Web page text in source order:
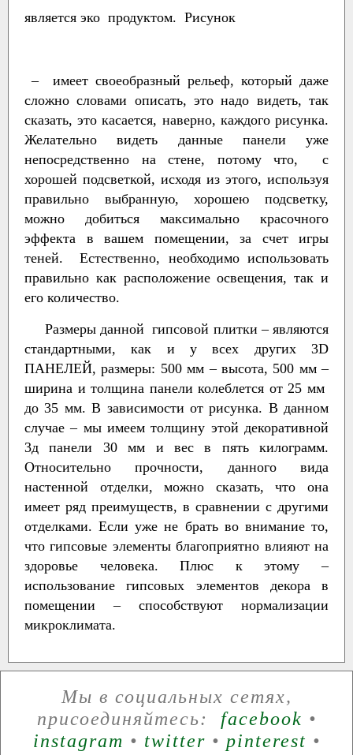
является эко продуктом. Рисунок
– имеет своеобразный рельеф, который даже
сложно словами описать, это надо видеть, так
сказать, это касается, наверно, каждого рисунка.
Желательно видеть данные панели уже
непосредственно на стене, потому что, с
хорошей подсветкой, исходя из этого, используя
правильно выбранную, хорошею подсветку,
можно добиться максимально красочного
эффекта в вашем помещении, за счет игры
теней. Естественно, необходимо использовать
правильно как расположение освещения, так и
его количество.
Размеры данной гипсовой плитки – являются
стандартными, как и у всех других 3D
ПАНЕЛЕЙ, размеры: 500 мм – высота, 500 мм –
ширина и толщина панели колеблется от 25 мм
до 35 мм. В зависимости от рисунка. В данном
случае – мы имеем толщину этой декоративной
3д панели 30 мм и вес в пять килограмм.
Относительно прочности, данного вида
настенной отделки, можно сказать, что она
имеет ряд преимуществ, в сравнении с другими
отделками. Если уже не брать во внимание то,
что гипсовые элементы благоприятно влияют на
здоровье человека. Плюс к этому –
использование гипсовых элементов декора в
помещении – способствуют нормализации
микроклимата.
Мы в социальных сетях,
присоединяйтесь: facebook •
instagram • twitter • pinterest •